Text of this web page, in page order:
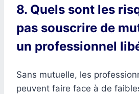
8. Quels sont les
pas souscrire de
un professionnel
Sans mutuelle, les
peuvent faire face à de